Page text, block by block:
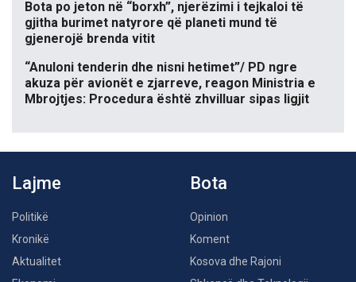
Bota po jeton në “borxh”, njerëzimi i tejkaloi të
gjitha burimet natyrore që planeti mund të
gjenerojë brenda vitit
“Anuloni tenderin dhe nisni hetimet”/ PD ngre
akuza për avionët e zjarreve, reagon Ministria e
Mbrojtjes: Procedura është zhvilluar sipas ligjit
Lajme
Politikë
Kronikë
Aktualitet
Bota
Opinion
Koment
Kosova dhe Rajoni